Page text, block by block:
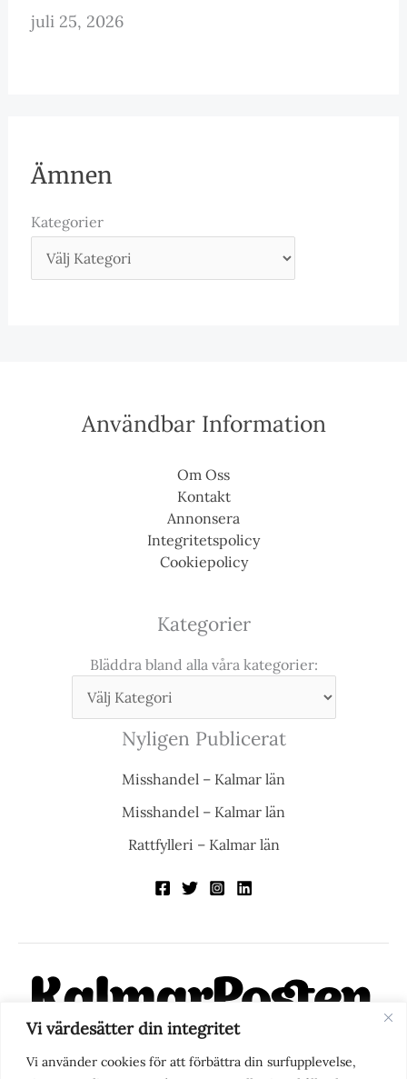
Vi värdesätter din integritet
Vi använder cookies för att förbättra din surfupplevelse,
juli 25, 2026
Ämnen
Kategorier
Användbar Information
Om Oss
Kontakt
Annonsera
Integritetspolicy
Cookiepolicy
Kategorier
Bläddra bland alla våra kategorier:
Nyligen Publicerat
Misshandel – Kalmar län
Misshandel – Kalmar län
Rattfylleri – Kalmar län
KalmarPosten är en modern lokalnyhetstidning på nätet. Med
fokus på Kalmarregionen, men också med blick för det större